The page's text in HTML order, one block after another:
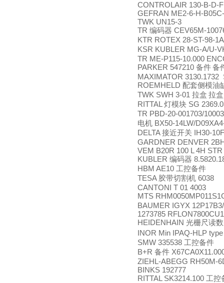
CONTROLAIR 130-B-D-
GEFRAN ME2-6-H-
TWK UN15-3
TR 编码器 CEV65M-
KTR ROTEX 28-ST-98-
KSR KUBLER MG-A/U-
TR ME-P115-10.000
PARKER 547210 备件备
MAXIMATOR 3130.1732
ROEMHELD 配套侧模油
TWK SWH 3-01 拉盒 拉盒
RITTAL 灯模块 SG
TR PBD-20-001703/
电机 BX50-14LW/
DELTA接近开关 IH30-
GARDNER DENVER
VEM B20R 100 L 4H
KUBLER 编码器
HBM AE10 工控备件
TESA 胶带切割机 6038
CANTONI T 01 4003
MTS
BAUMER IGYX
1273785
HEIDENHAIN 光栅尺读
INOR Min IPAQ-HLP
SMW 335538 工控备件
B+R 备件
ZIEHL-ABEGG RH50M-
BINKS 192777
RITTAL SK3214.100 工控